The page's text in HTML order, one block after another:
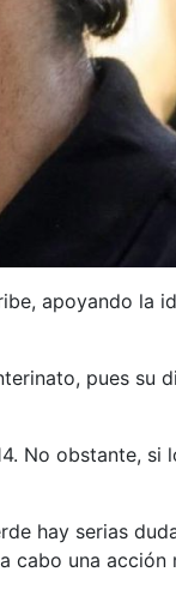
apoyando la
pues su
No obstante, si
hay serias
cabo una acción